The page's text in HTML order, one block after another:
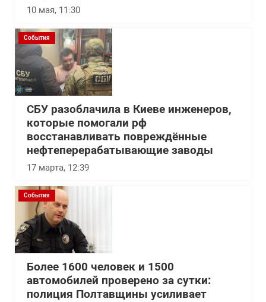
10 мая, 11:30
События
СБУ разоблачила в Киеве инженеров,
которые помогали рф
восстанавливать повреждённые
нефтеперерабатывающие заводы
17 марта, 12:39
События
Более 1600 человек и 1500
автомобилей проверено за сутки:
полиция Полтавщины усиливает